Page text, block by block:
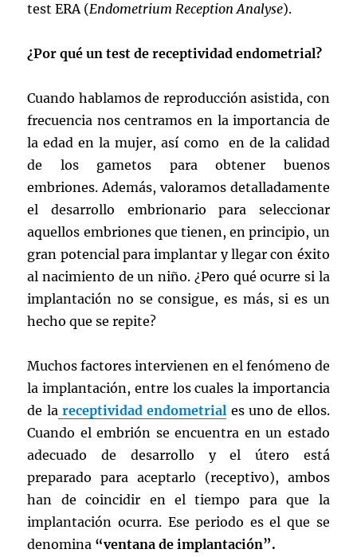
test ERA (Endometrium Reception Analyse).
¿Por qué un test de receptividad endometrial?
Cuando hablamos de reproducción asistida, con
frecuencia nos centramos en la importancia de
la edad en la mujer, así como en de la calidad
de los gametos para obtener buenos
embriones. Además, valoramos detalladamente
el desarrollo embrionario para seleccionar
aquellos embriones que tienen, en principio, un
gran potencial para implantar y llegar con éxito
al nacimiento de un niño. ¿Pero qué ocurre si la
implantación no se consigue, es más, si es un
hecho que se repite?
Muchos factores intervienen en el fenómeno de
la implantación, entre los cuales la importancia
de la receptividad endometrial es uno de ellos.
Cuando el embrión se encuentra en un estado
adecuado de desarrollo y el útero está
preparado para aceptarlo (receptivo), ambos
han de coincidir en el tiempo para que la
implantación ocurra. Ese periodo es el que se
denomina “ventana de implantación”.